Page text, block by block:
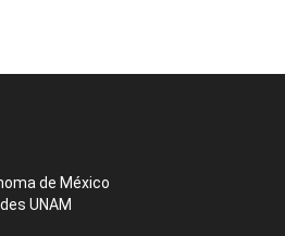
de México
UNAM